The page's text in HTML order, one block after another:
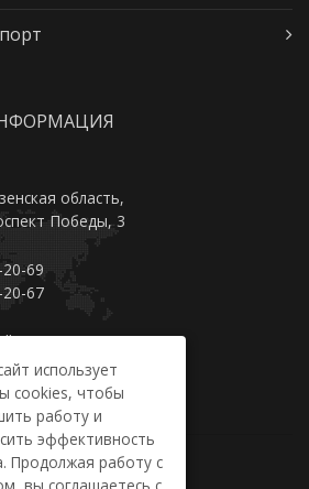
область,
Победы, 3
69
67
использует
cookies, чтобы
работу и
эффективность
Продолжая работу с